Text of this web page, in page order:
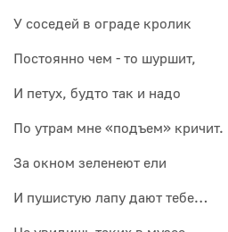
У соседей в ограде кролик
Постоянно чем - то шуршит,
И петух, будто так и надо
По утрам мне «подъем» кричит.
За окном зеленеют ели
И пушистую лапу дают тебе…